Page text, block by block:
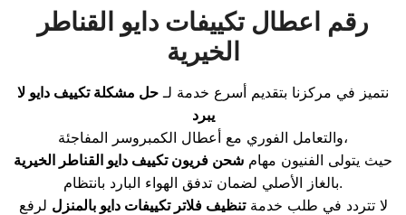
رقم اعطال تكييفات دايو القناطر
الخيرية
نتميز في مركزنا بتقديم أسرع خدمة لـ حل مشكلة تكييف دايو لا
يبرد
والتعامل الفوري مع أعطال الكمبروسر المفاجئة،
حيث يتولى الفنيون مهام شحن فريون تكييف دايو القناطر الخيرية
بالغاز الأصلي لضمان تدفق الهواء البارد بانتظام.
لا تتردد في طلب خدمةتنظيف فلاتر تكييفات دايو بالمنزل لرفع